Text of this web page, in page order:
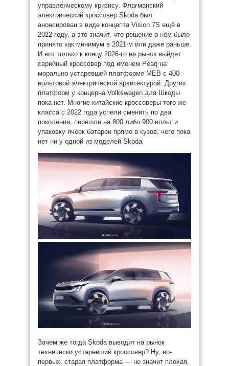
управленческому кризису. Флагманский
электрический кроссовер Skoda был
анонсирован в виде концепта Vision 7S ещё в
2022 году, а это значит, что решение о нём было
принято как минимум в 2021-м или даже раньше.
И вот только к концу 2026-го на рынок выйдет
серийный кроссовер под именем Peaq на
морально устаревшей платформе MEB с 400-
вольтовой электрической архитектурой. Других
платформ у концерна Volkswagen для Шкоды
пока нет. Многие китайские кроссоверы того же
класса с 2022 года успели сменить по два
поколения, перешли на 800 либо 900 вольт и
упаковку ячеек батареи прямо в кузов, чего пока
нет ни у одной из моделей Skoda.
Зачем же тогда Skoda выводит на рынок
технически устаревший кроссовер? Ну, во-
первых, старая платформа — не значит плохая,